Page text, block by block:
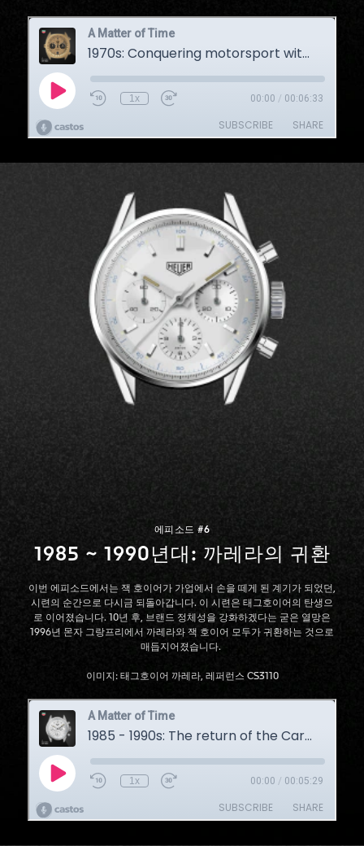
에피소드 #6
1985 ~ 1990년대: 까레라의 귀환
이번 에피소드에서는 잭 호이어가 가업에서 손을 떼게 된 계기가 되었던,
시련의 순간으로 다시금 되돌아갑니다. 이 시련은 태그호이어의 탄생으
로 이어졌습니다. 10년 후, 브랜드 정체성을 강화하겠다는 굳은 열망은
1996년 몬자 그랑프리에서 까레라와 잭 호이어 모두가 귀환하는 것으로
매듭지어졌습니다.
이미지: 태그호이어 까레라, 레퍼런스 CS3110